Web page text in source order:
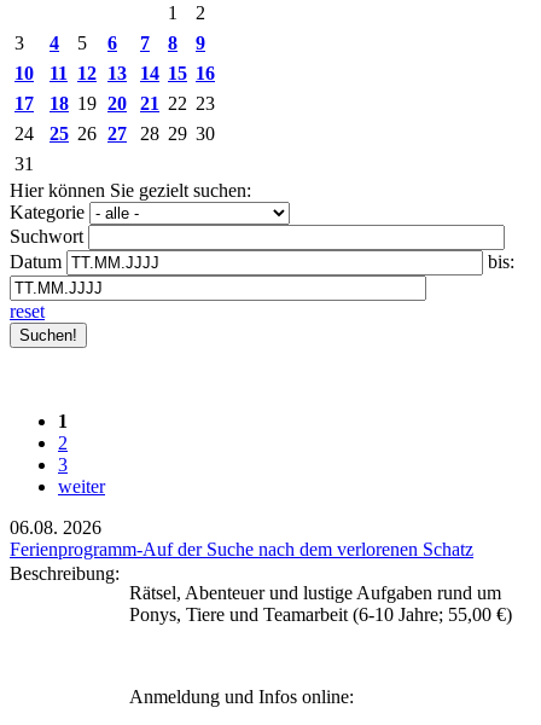
1
2
3
4 5 6 7 8
9
10
11 12 13 14 15 16
17
18 19 20 21 22 23
24
25 26 27 28 29 30
31
Hier können Sie gezielt suchen:
Kategorie
Suchwort
Datum
bis:
reset
1
2
3
weiter
06.08. 2026
Ferienprogramm-Auf der Suche nach dem verlorenen Schatz
Beschreibung:
Rätsel, Abenteuer und lustige Aufgaben rund um
Ponys, Tiere und Teamarbeit (6-10 Jahre; 55,00 €)
Anmeldung und Infos online: